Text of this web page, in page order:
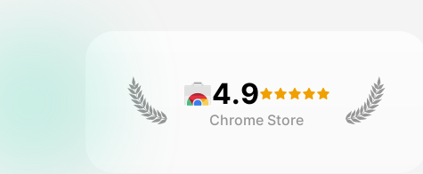
4.9
Chrome Store